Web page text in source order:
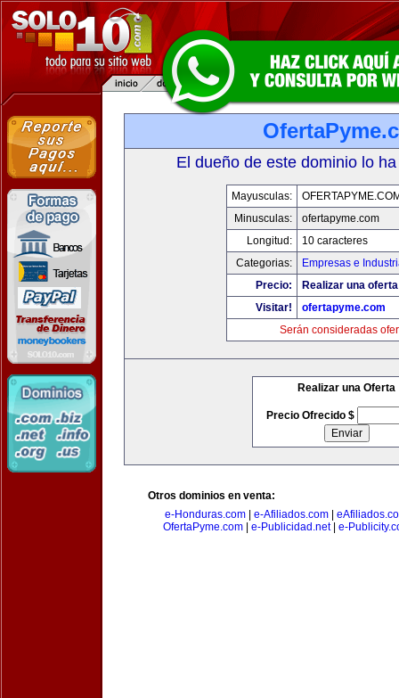
El dueño de este dominio lo
Mayusculas:
Minusculas:
ofertapyme.com
Longitud:
10 caracteres
Categorias:
Empresas e
Precio:
Realizar una
Visitar!
ofertapyme.com
Serán consideradas
Realizar una Oferta
Precio Ofrecido $
Otros dominios en venta:
e-Honduras.com| e-Afiliados.com|
OfertaPyme.com| e-Publicidad.net| e-